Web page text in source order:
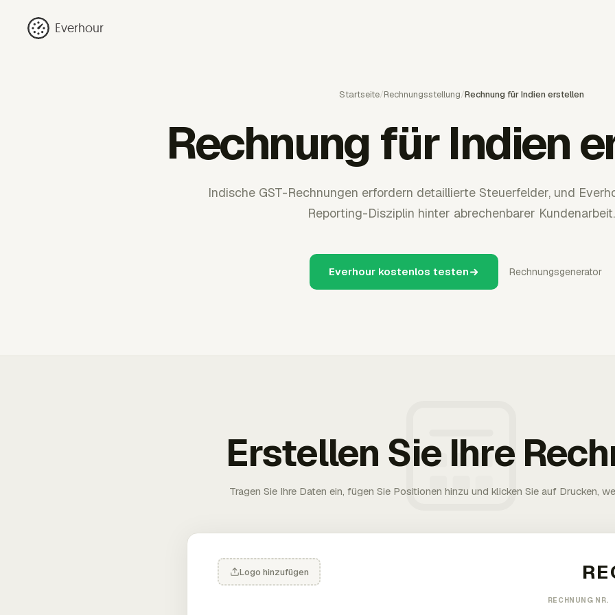
Everhour
Startseite/Rechnungsstellung/Rechnung für Indien erstellen
Rechnung für Indien
Indische GST-Rechnungen erfordern detaillierte Steuerfelder, und
Reporting-Disziplin hinter abrechenbarer Kundenarbeit.
Everhour kostenlos testen Rechnungsgenerator
Erstellen Sie Ihre
Tragen Sie Ihre Daten ein, fügen Sie Positionen hinzu und klicken Sie auf Drucken,
Logo hinzufügen
RECHNUNG NR.